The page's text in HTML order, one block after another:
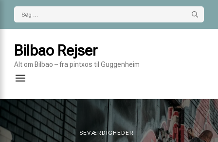
Søg
efter:
Bilbao Rejser
Alt om Bilbao – fra pintxos til Guggenheim
SEVÆRDIGHEDER